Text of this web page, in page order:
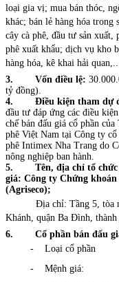
loại gia vị; mua bán thóc,
khác; bán lẻ hàng hóa
cây cà phê, đầu tư sản
phê xuất khẩu; dịch vụ kho
hàng hóa, kê khai hải quan,...
3. Vốn điều lệ:
tỷ đồng).
4. Điều kiện tham dự
đầu tư đáp ứng các điều
chế bán đấu giá cổ
phê Việt Nam tại Công ty cổ
phê Intimex Nha Trang do
nông nghiệp ban hành.
5. Tên, địa chỉ tổ
giá: Công ty Chứng khoán
(Agriseco);
Địa chỉ: Tầng 5, tòa
Khánh, quận Ba Đình, thành
6. Cổ phần bán đấu
- Loại cổ phần
- Mệnh giá: